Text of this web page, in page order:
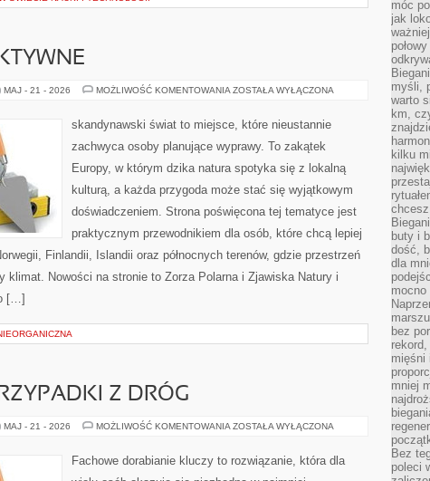
MAJ - 21 - 2026 MOŻLIWOŚĆ KOMENTOWANIA PODRÓŻE
ZOSTAŁA WYŁĄCZONA
skandynawski świat to miejsce, które nieustannie
zachwyca osoby planujące wyprawy. To zakątek
Europy, w którym dzika natura spotyka się z lokalną
kulturą, a każda przygoda może stać się wyjątkowym
doświadczeniem. Strona poświęcona tej tematyce jest
praktycznym przewodnikiem dla osób, które chcą lepiej
Finlandii, Islandii oraz północnych terenów, gdzie przestrzeń
klimat. Nowości na stronie to Zorza Polarna i Zjawiska Natury i
[…]
Z DRÓG
MAJ - 21 - 2026 MOŻLIWOŚĆ KOMENTOWANIA HISTORIE
DRÓG
ZOSTAŁA WYŁĄCZONA
Fachowe dorabianie kluczy to rozwiązanie, która dla
móc
jak
myśli,
warto
km,
kilku
buty i
dość,
dla
bez
mięśni
mniej
Bez
poleci